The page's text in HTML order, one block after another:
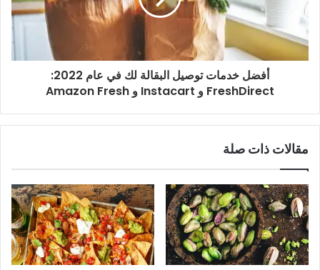
أفضل خدمات توصيل البقالة لك في عام 2022:
FreshDirect و Instacart و Amazon Fresh
مقالات ذات صلة